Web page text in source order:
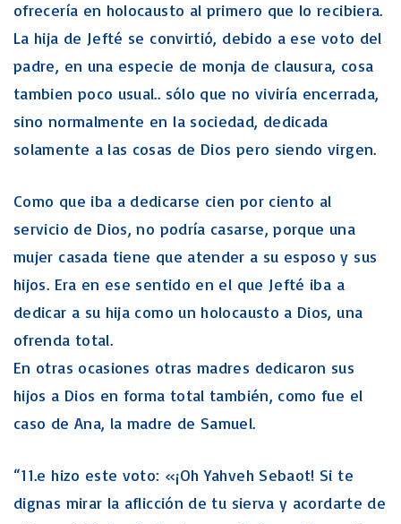
ofrecería en holocausto al primero que lo recibiera.
La hija de Jefté se convirtió, debido a ese voto del
padre, en una especie de monja de clausura, cosa
tambien poco usual.. sólo que no viviría encerrada,
sino normalmente en la sociedad, dedicada
solamente a las cosas de Dios pero siendo virgen.
Como que iba a dedicarse cien por ciento al
servicio de Dios, no podría casarse, porque una
mujer casada tiene que atender a su esposo y sus
hijos. Era en ese sentido en el que Jefté iba a
dedicar a su hija como un holocausto a Dios, una
ofrenda total.
En otras ocasiones otras madres dedicaron sus
hijos a Dios en forma total también, como fue el
caso de Ana, la madre de Samuel.
“11.e hizo este voto: «¡Oh Yahveh Sebaot! Si te
dignas mirar la aflicción de tu sierva y acordarte de